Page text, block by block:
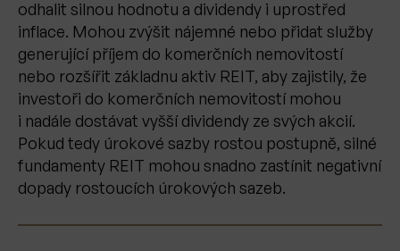
odhalit silnou hodnotu a dividendy i uprostřed
inflace. Mohou zvýšit nájemné nebo přidat služby
generující příjem do komerčních nemovitostí
nebo rozšířit základnu aktiv REIT, aby zajistily, že
investoři do komerčních nemovitostí mohou
i nadále dostávat vyšší dividendy ze svých akcií.
Pokud tedy úrokové sazby rostou postupně, silné
fundamenty REIT mohou snadno zastínit negativní
dopady rostoucích úrokových sazeb.